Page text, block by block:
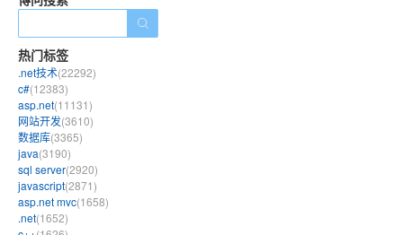
热门标签
.net技术(22292)
c#(12383)
asp.net(11131)
网站开发(3610)
数据库(3365)
java(3190)
sql server(2920)
javascript(2871)
asp.net mvc(1658)
.net(1652)